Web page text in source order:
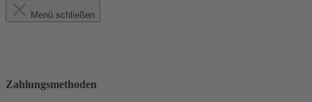
Menü schließen
Zahlungsmethoden